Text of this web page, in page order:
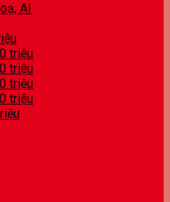
AI
triệu
triệu
triệu
triệu